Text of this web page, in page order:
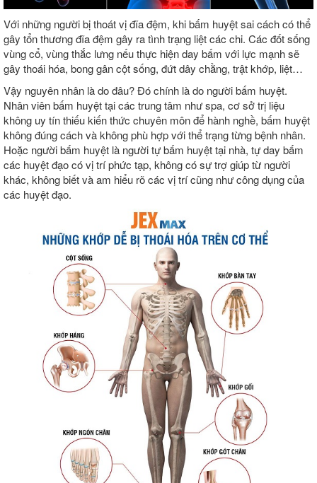
Với những người bị thoát vị đĩa đệm, khi bấm huyệt sai cách có thể
gây tổn thương đĩa đệm gây ra tình trạng liệt các chi. Các đốt sống
vùng cổ, vùng thắc lưng nếu thực hiện day bấm với lực mạnh sẽ
gây thoái hóa, bong gân cột sống, đứt dây chằng, trật khớp, liệt…
Vậy nguyên nhân là do đâu? Đó chính là do người bấm huyệt.
Nhân viên bấm huyệt tại các trung tâm như spa, cơ sở trị liệu
không uy tín thiếu kiến thức chuyên môn để hành nghề, bấm huyệt
không đúng cách và không phù hợp với thể trạng từng bệnh nhân.
Hoặc người bấm huyệt là người tự bấm huyệt tại nhà, tự day bấm
các huyệt đạo có vị trí phức tạp, không có sự trợ giúp từ người
khác, không biết và am hiểu rõ các vị trí cũng như công dụng của
các huyệt đạo.